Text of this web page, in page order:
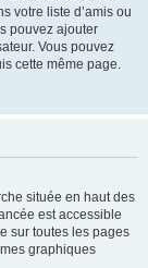
votre liste d’amis ou
pouvez ajouter
Vous pouvez
cette même page.
située en haut des
est accessible
sur toutes les pages
graphiques